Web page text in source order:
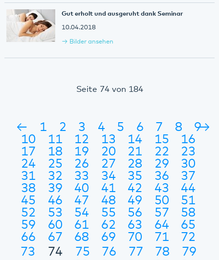
Gut erholt und ausgeruht dank Seminar
10.04.2018
Bilder ansehen
Seite 74 von 184
← 1 2 3 4 5 6 7 8
9
10
11 12 13 14 15
16
17
18 19 20 21 22
23
24
25 26 27 28 29
30
31
32 33 34 35 36
37
38
39 40 41 42 43
44
45
46 47 48 49 50
51
52
53 54 55 56 57
58
59
60 61 62 63 64
65
66
67 68 69 70 71
72
73
74 75 76 77 78
79
→